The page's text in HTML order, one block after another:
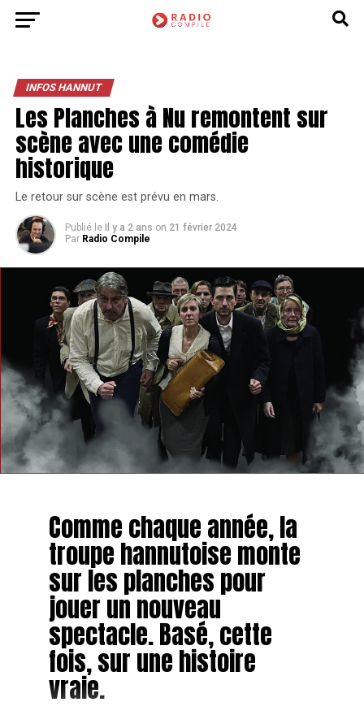
INFOS HANNUT
Les Planches à Nu remontent sur
scène avec une comédie
historique
Le retour sur scène est prévu en mars.
Publié le Il y a 2 ans on 21 février 2024
Par Radio Compile
Comme chaque année, la
troupe hannutoise monte
sur les planches pour
jouer un nouveau
spectacle. Basé, cette
fois, sur une histoire
vraie.